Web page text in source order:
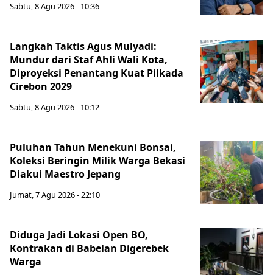
Sabtu, 8 Agu 2026 - 10:36
Langkah Taktis Agus Mulyadi:
Mundur dari Staf Ahli Wali Kota,
Diproyeksi Penantang Kuat Pilkada
Cirebon 2029
Sabtu, 8 Agu 2026 - 10:12
Puluhan Tahun Menekuni Bonsai,
Koleksi Beringin Milik Warga Bekasi
Diakui Maestro Jepang
Jumat, 7 Agu 2026 - 22:10
Diduga Jadi Lokasi Open BO,
Kontrakan di Babelan Digerebek
Warga